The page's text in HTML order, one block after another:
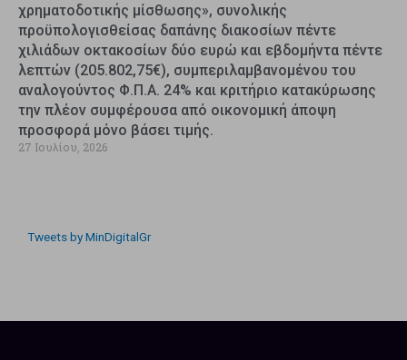
χρηματοδοτικής μίσθωσης», συνολικής
προϋπολογισθείσας δαπάνης διακοσίων πέντε
χιλιάδων οκτακοσίων δύο ευρώ και εβδομήντα πέντε
λεπτών (205.802,75€), συμπεριλαμβανομένου του
αναλογούντος Φ.Π.Α. 24% και κριτήριο κατακύρωσης
την πλέον συμφέρουσα από οικονομική άποψη
προσφορά μόνο βάσει τιμής.
27 Ιουλίου, 2026
Tweets by MinDigitalGr